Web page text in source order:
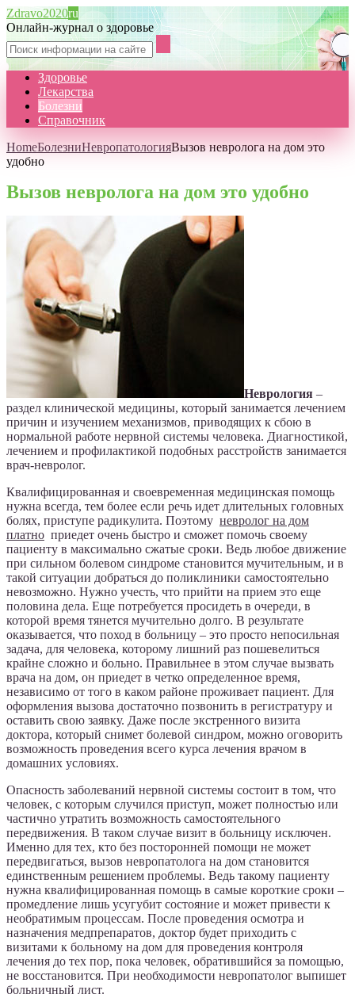
Zdravo2020ru
Онлайн-журнал о здоровье
Здоровье
Лекарства
Болезни
Справочник
HomeБолезниНевропатологияВызов невролога на дом это
удобно
Вызов невролога на дом это удобно
Неврология –
раздел клинической медицины, который занимается лечением
причин и изучением механизмов, приводящих к сбою в
нормальной работе нервной системы человека. Диагностикой,
лечением и профилактикой подобных расстройств занимается
врач-невролог.
Квалифицированная и своевременная медицинская помощь
нужна всегда, тем более если речь идет длительных головных
болях, приступе радикулита. Поэтому невролог на дом
платно приедет очень быстро и сможет помочь своему
пациенту в максимально сжатые сроки. Ведь любое движение
при сильном болевом синдроме становится мучительным, и в
такой ситуации добраться до поликлиники самостоятельно
невозможно. Нужно учесть, что прийти на прием это еще
половина дела. Еще потребуется просидеть в очереди, в
которой время тянется мучительно долго. В результате
оказывается, что поход в больницу – это просто непосильная
задача, для человека, которому лишний раз пошевелиться
крайне сложно и больно. Правильнее в этом случае вызвать
врача на дом, он приедет в четко определенное время,
независимо от того в каком районе проживает пациент. Для
оформления вызова достаточно позвонить в регистратуру и
оставить свою заявку. Даже после экстренного визита
доктора, который снимет болевой синдром, можно оговорить
возможность проведения всего курса лечения врачом в
домашних условиях.
Опасность заболеваний нервной системы состоит в том, что
человек, с которым случился приступ, может полностью или
частично утратить возможность самостоятельного
передвижения. В таком случае визит в больницу исключен.
Именно для тех, кто без посторонней помощи не может
передвигаться, вызов невропатолога на дом становится
единственным решением проблемы. Ведь такому пациенту
нужна квалифицированная помощь в самые короткие сроки –
промедление лишь усугубит состояние и может привести к
необратимым процессам. После проведения осмотра и
назначения медпрепаратов, доктор будет приходить с
визитами к больному на дом для проведения контроля
лечения до тех пор, пока человек, обратившийся за помощью,
не восстановится. При необходимости невропатолог выпишет
больничный лист.